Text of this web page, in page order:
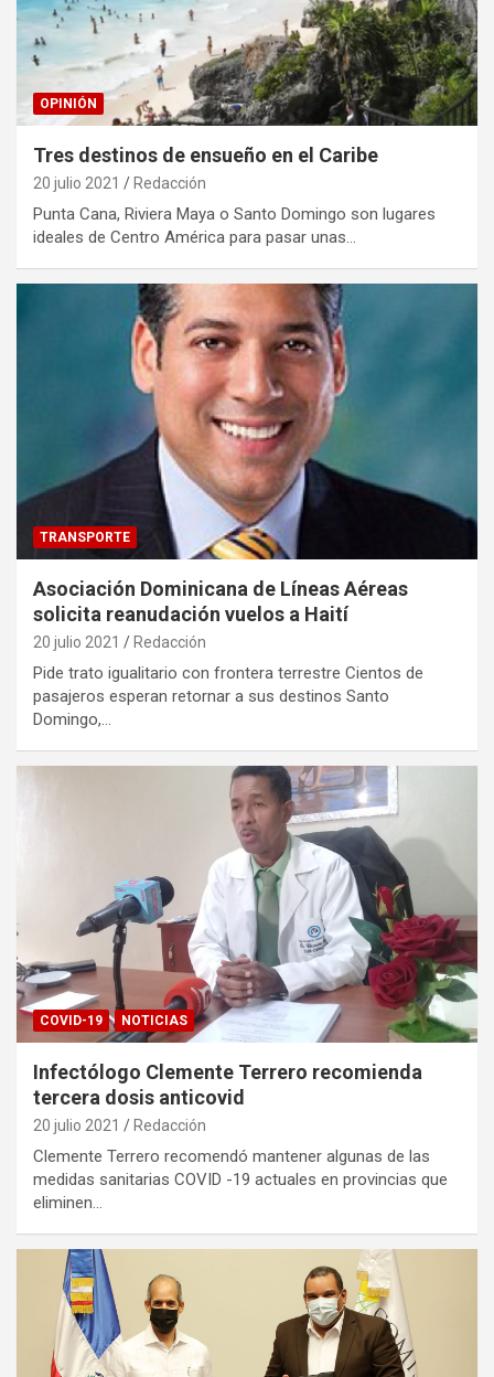
OPINIÓN
Tres destinos de ensueño en el Caribe
20 julio 2021 Redacción
Punta Cana, Riviera Maya o Santo Domingo son lugares
ideales de Centro América para pasar unas…
TRANSPORTE
Asociación Dominicana de Líneas Aéreas
solicita reanudación vuelos a Haití
20 julio 2021 Redacción
Pide trato igualitario con frontera terrestre Cientos de
pasajeros esperan retornar a sus destinos Santo
Domingo,…
COVID-19 NOTICIAS
Infectólogo Clemente Terrero recomienda
tercera dosis anticovid
20 julio 2021 Redacción
Clemente Terrero recomendó mantener algunas de las
medidas sanitarias COVID -19 actuales en provincias que
eliminen…